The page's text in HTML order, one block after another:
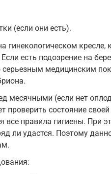
(если они есть).
гинекологическом кресле,
есть подозрение на
серьезным медицинским
месячными (если нет
состояние
все правила гигиены. При
ли удастся. Поэтому